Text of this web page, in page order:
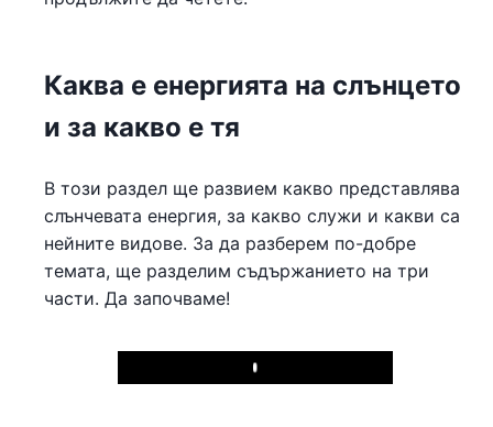
Каква е енергията на слънцето
и за какво е тя
В този раздел ще развием какво представлява
слънчевата енергия, за какво служи и какви са
нейните видове. За да разберем по-добре
темата, ще разделим съдържанието на три
части. Да започваме!
Play